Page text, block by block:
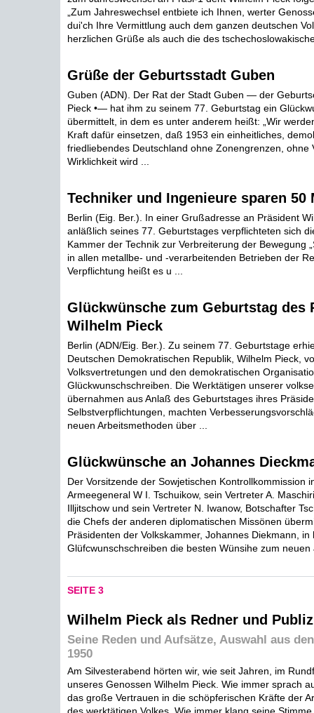
„Zum Jahreswechsel entbiete ich Ihnen, werter
dui'ch Ihre Vermittlung auch dem ganzen deutschen
herzlichen Grüße als auch die des
Grüße der Geburtsstadt Guben
Guben (ADN). Der Rat der Stadt Guben — der
Pieck •— hat ihm zu seinem 77. Geburtstag ein
übermittelt, in dem es unter anderem heißt: „Wir
Kraft dafür einsetzen, daß 1953 ein einheitliches,
friedliebendes Deutschland ohne Zonengrenzen, ohne
Wirklichkeit wird ...
Techniker und Ingenieure sparen 50
Berlin (Eig. Ber.). In einer Grußadresse an Präsident
anläßlich seines 77. Geburtstages verpflichteten sich
Kammer der Technik zur Verbreiterung der Bewegung
in allen metallbe- und -verarbeitenden Betrieben der
Verpflichtung heißt es u ...
Glückwünsche zum Geburtstag des
Wilhelm Pieck
Berlin (ADN/Eig. Ber.). Zu seinem 77. Geburtstage
Deutschen Demokratischen Republik, Wilhelm Pieck,
Volksvertretungen und den demokratischen
Glückwunschschreiben. Die Werktätigen unserer
übernahmen aus Anlaß des Geburtstages ihres
Selbstverpflichtungen, machten
neuen Arbeitsmethoden über ...
Glückwünsche an Johannes
Der Vorsitzende der Sowjetischen Kontrollkommission
Armeegeneral W I. Tschuikow, sein Vertreter A.
Illjitschow und sein Vertreter N. Iwanow, Botschafter
die Chefs der anderen diplomatischen Missönen
Präsidenten der Volkskammer, Johannes Diekmann,
Glüfcwunschschreiben die besten Wünsihe zum neuen
SEITE 3
Wilhelm Pieck als Redner und
Seine Reden und Aufsätze, Auswahl aus
1950
Am Silvesterabend hörten wir, wie seit Jahren, im
unseres Genossen Wilhelm Pieck. Wie immer sprach
das große Vertrauen in die schöpferischen Kräfte der